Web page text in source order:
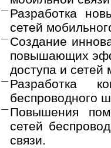
Разработка
сетей
Создание
повышающих
доступа и сетей
Разработка
беспроводного
Повышения
сетей
связи.